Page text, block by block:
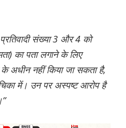
प्रतिवादी संख्या 3 और 4 को
का पता लगाने के लिए
के अधीन नहीं किया जा सकता है,
में। उन पर अस्पष्ट आरोप है